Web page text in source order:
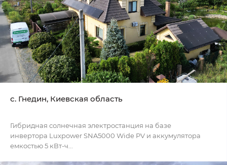
с. Гнедин, Киевская область
Гибридная солнечная электростанция на базе
инвертора Luxpower SNA5000 Wide PV и аккумулятора
емкостью 5 кВт-ч...